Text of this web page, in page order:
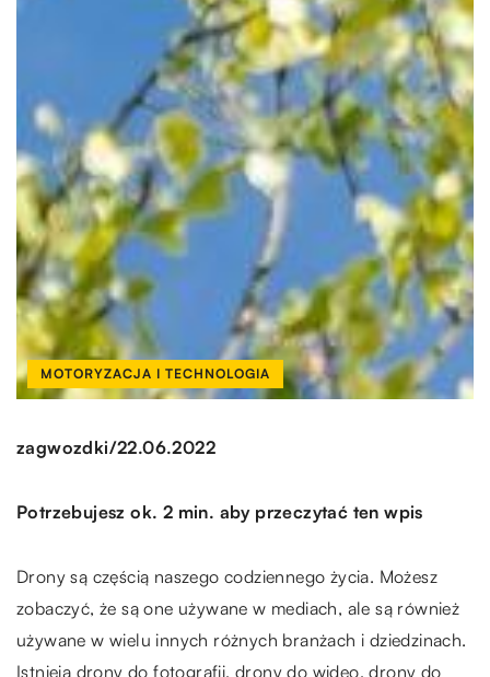
MOTORYZACJA I TECHNOLOGIA
zagwozdki/22.06.2022
Potrzebujesz ok. 2 min. aby przeczytać ten wpis
Drony są częścią naszego codziennego życia. Możesz
zobaczyć, że są one używane w mediach, ale są również
używane w wielu innych różnych branżach i dziedzinach.
Istnieją drony do fotografii, drony do wideo, drony do